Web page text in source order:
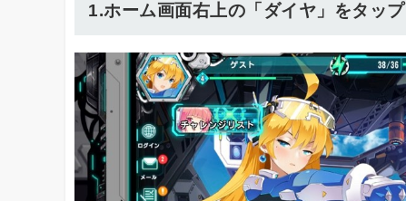
1.ホーム画面右上の「ダイヤ」をタップ